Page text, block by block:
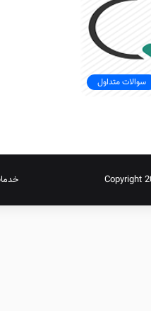
سوالات متداول